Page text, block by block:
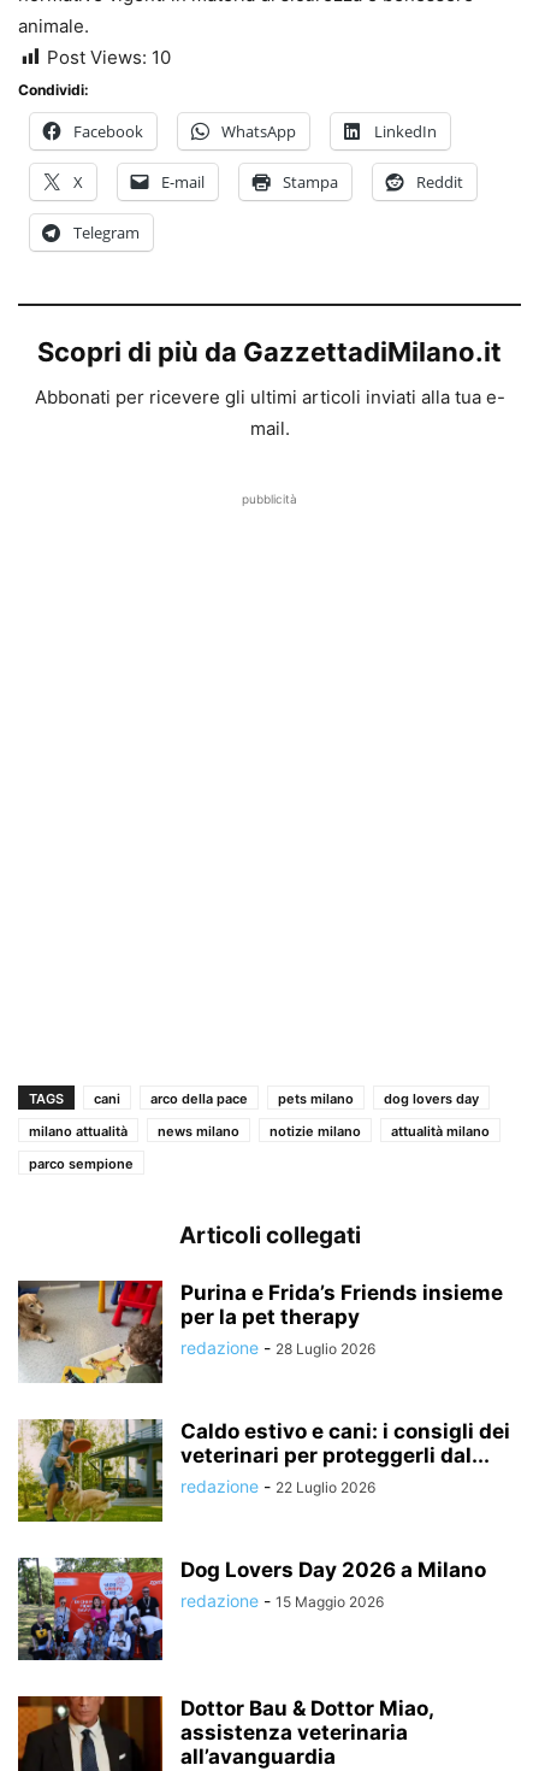
animale.
Post Views: 10
Condividi:
Facebook WhatsApp LinkedIn
X E-mail Stampa Reddit
Telegram
Scopri di più da GazzettadiMilano.it
Abbonati per ricevere gli ultimi articoli inviati alla tua e-
mail.
pubblicità
TAGS cani arco della pace pets milano
dog lovers day
milano attualità
news milano notizie milano
attualità milano
parco sempione
Articoli collegati
Purina e Frida’s Friends insieme
per la pet therapy
redazione - 28 Luglio 2026
Caldo estivo e cani: i consigli dei
veterinari per proteggerli dal...
redazione - 22 Luglio 2026
Dog Lovers Day 2026 a Milano
redazione - 15 Maggio 2026
Dottor Bau & Dottor Miao,
assistenza veterinaria
all’avanguardia